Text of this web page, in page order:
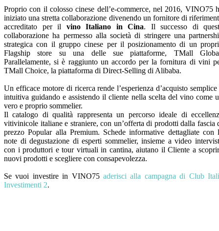
Proprio con il colosso cinese dell’e-commerce, nel 2016, VINO75
iniziato una stretta collaborazione divenendo un fornitore di
accreditato per il vino Italiano in Cina. Il successo di
collaborazione ha permesso alla società di stringere una
strategica con il gruppo cinese per il posizionamento di un
Flagship store su una delle sue piattaforme, TMall
Parallelamente, si è raggiunto un accordo per la fornitura di vini
TMall Choice, la piattaforma di Direct-Selling di Alibaba.
Un efficace motore di ricerca rende l’esperienza d’acquisto semplice
intuitiva guidando e assistendo il cliente nella scelta del vino come
vero e proprio sommelier.
Il catalogo di qualità rappresenta un percorso ideale di
vitivinicole italiane e straniere, con un’offerta di prodotti dalla fascia
prezzo Popular alla Premium. Schede informative dettagliate con
note di degustazione di esperti sommelier, insieme a video
con i produttori e tour virtuali in cantina, aiutano il Cliente a
nuovi prodotti e scegliere con consapevolezza.
Se vuoi investire in VINO75 aderisci alla campagna di Club
Investimenti 2.